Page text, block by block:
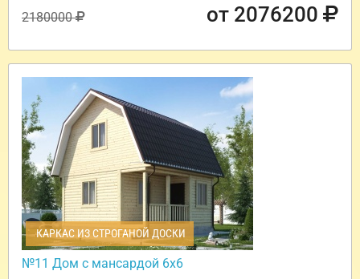
2180000 от 2076200
КАРКАС ИЗ СТРОГАНОЙ ДОСКИ
№11 Дом с мансардой 6х6